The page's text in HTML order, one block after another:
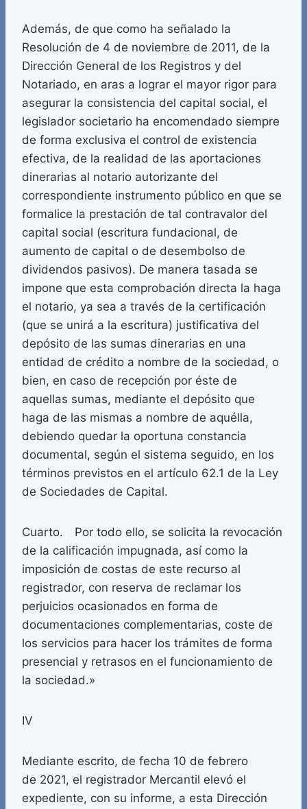
Además, de que como ha señalado la
Resolución de 4 de noviembre de 2011, de la
Dirección General de los Registros y del
Notariado, en aras a lograr el mayor rigor para
asegurar la consistencia del capital social, el
legislador societario ha encomendado siempre
de forma exclusiva el control de existencia
efectiva, de la realidad de las aportaciones
dinerarias al notario autorizante del
correspondiente instrumento público en que se
formalice la prestación de tal contravalor del
capital social (escritura fundacional, de
aumento de capital o de desembolso de
dividendos pasivos). De manera tasada se
impone que esta comprobación directa la haga
el notario, ya sea a través de la certificación
(que se unirá a la escritura) justificativa del
depósito de las sumas dinerarias en una
entidad de crédito a nombre de la sociedad, o
bien, en caso de recepción por éste de
aquellas sumas, mediante el depósito que
haga de las mismas a nombre de aquélla,
debiendo quedar la oportuna constancia
documental, según el sistema seguido, en los
términos previstos en el artículo 62.1 de la Ley
de Sociedades de Capital.
Cuarto. Por todo ello, se solicita la revocación
de la calificación impugnada, así como la
imposición de costas de este recurso al
registrador, con reserva de reclamar los
perjuicios ocasionados en forma de
documentaciones complementarias, coste de
los servicios para hacer los trámites de forma
presencial y retrasos en el funcionamiento de
la sociedad.»
IV
Mediante escrito, de fecha 10 de febrero
de 2021, el registrador Mercantil elevó el
expediente, con su informe, a esta Dirección